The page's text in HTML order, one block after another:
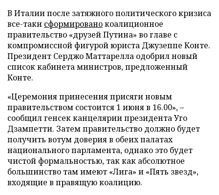
В Италии после затяжного политического кризиса
все-таки сформированокоалиционное
правительство «друзей Путина» во главе с
компромиссной фигурой юриста Джузеппе Конте.
Президент Серджо Маттарелла одобрил новый
список кабинета министров, предложенный
Конте.
«Церемония принесения присяги новым
правительством состоится 1 июня в 16.00», –
сообщил генсек канцелярии президента Уго
Дзампетти. Затем правительство должно будет
получить вотум доверия в обеих палатах
национального парламента, однако это будет
чистой формальностью, так как абсолютное
большинство там имеют «Лига» и «Пять звезд»,
входящие в правящую коалицию.